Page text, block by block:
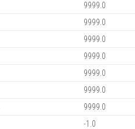
9999.0
9999.0
9999.0
9999.0
9999.0
9999.0
9999.0
-1.0